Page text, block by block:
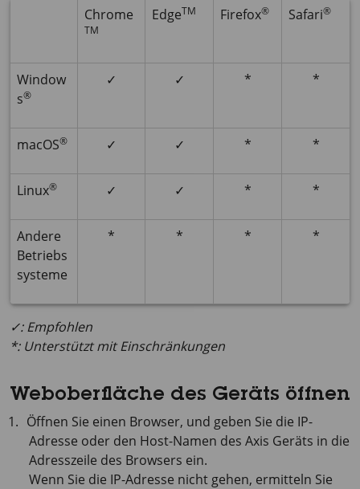
Chrome
TM
EdgeTM Firefox® Safari®
Window
s®
✓ ✓ * *
macOS® ✓ ✓ * *
Linux® ✓ ✓ * *
Andere
Betriebs
systeme
* * * *
✓: Empfohlen
*: Unterstützt mit Einschränkungen
Weboberfläche des Geräts öffnen
Öffnen Sie einen Browser, und geben Sie die IP-
Adresse oder den Host-Namen des Axis Geräts in die
Adresszeile des Browsers ein.
Wenn Sie die IP-Adresse nicht gehen, ermitteln Sie